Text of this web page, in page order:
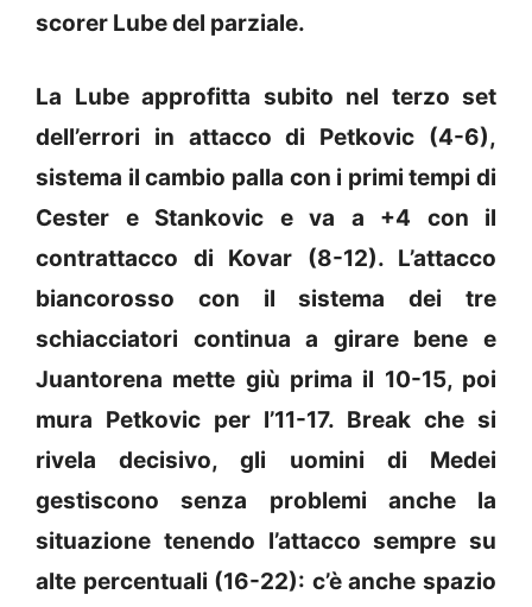
scorer Lube del parziale.
La Lube approfitta subito nel terzo set
dell’errori in attacco di Petkovic (4-6),
sistema il cambio palla con i primi tempi di
Cester e Stankovic e va a +4 con il
contrattacco di Kovar (8-12). L’attacco
biancorosso con il sistema dei tre
schiacciatori continua a girare bene e
Juantorena mette giù prima il 10-15, poi
mura Petkovic per l’11-17. Break che si
rivela decisivo, gli uomini di Medei
gestiscono senza problemi anche la
situazione tenendo l’attacco sempre su
alte percentuali (16-22): c’è anche spazio